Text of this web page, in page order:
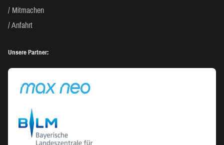
Mitmachen
Anfahrt
Unsere Partner: